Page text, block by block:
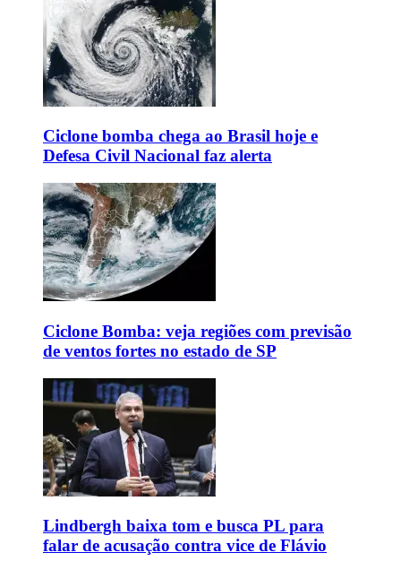
Ciclone bomba chega ao Brasil hoje e
Defesa Civil Nacional faz alerta
Ciclone Bomba: veja regiões com previsão
de ventos fortes no estado de SP
Lindbergh baixa tom e busca PL para
falar de acusação contra vice de Flávio